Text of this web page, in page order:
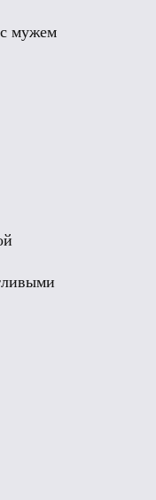
мужем